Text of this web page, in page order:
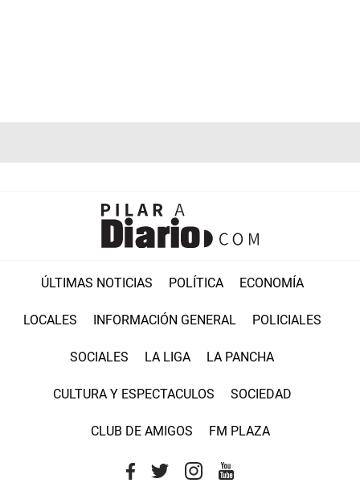
ÚLTIMAS NOTICIAS POLÍTICA ECONOMÍA
LOCALES INFORMACIÓN GENERAL POLICIALES
SOCIALES LA LIGA LA PANCHA
CULTURA Y ESPECTACULOS SOCIEDAD
CLUB DE AMIGOS FM PLAZA